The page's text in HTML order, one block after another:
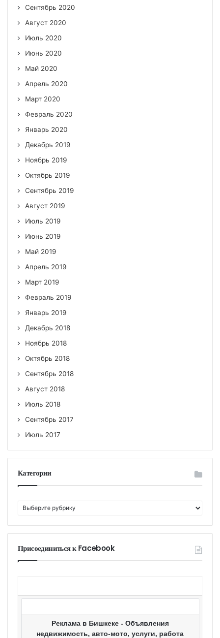
Сентябрь 2020
Август 2020
Июль 2020
Июнь 2020
Май 2020
Апрель 2020
Март 2020
Февраль 2020
Январь 2020
Декабрь 2019
Ноябрь 2019
Октябрь 2019
Сентябрь 2019
Август 2019
Июль 2019
Июнь 2019
Май 2019
Апрель 2019
Март 2019
Февраль 2019
Январь 2019
Декабрь 2018
Ноябрь 2018
Октябрь 2018
Сентябрь 2018
Август 2018
Июль 2018
Сентябрь 2017
Июль 2017
Категории
а
т
г
и
Присоединиться к Facebook
Реклама в Бишкеке - Объявления
недвижимость, авто-мото, услуги, работа